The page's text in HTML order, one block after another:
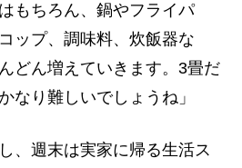
もちろん、鍋やフライパ
ップ、調味料、炊飯器な
どん増えていきます。3畳だ
なり難しいでしょうね」
、週末は実家に帰る生活ス